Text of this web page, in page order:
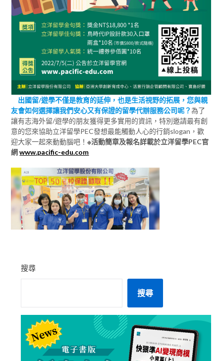
出國留/遊學不僅是教育的延伸，也是生活視野的拓展，您與親
友會如何選擇讓我們安心又有保證的留學代辦服務公司呢？為了
讓有志海外留/遊學的朋友獲得更多實用的資訊，特別邀請最有創
意的您來協助立洋留學PEC發想最能觸動人心的行銷slogan，歡
迎大家一起來動動腦吧！※活動簡章及報名詳載於立洋留學PEC官
網www.pacific-edu.com
搜尋
搜尋